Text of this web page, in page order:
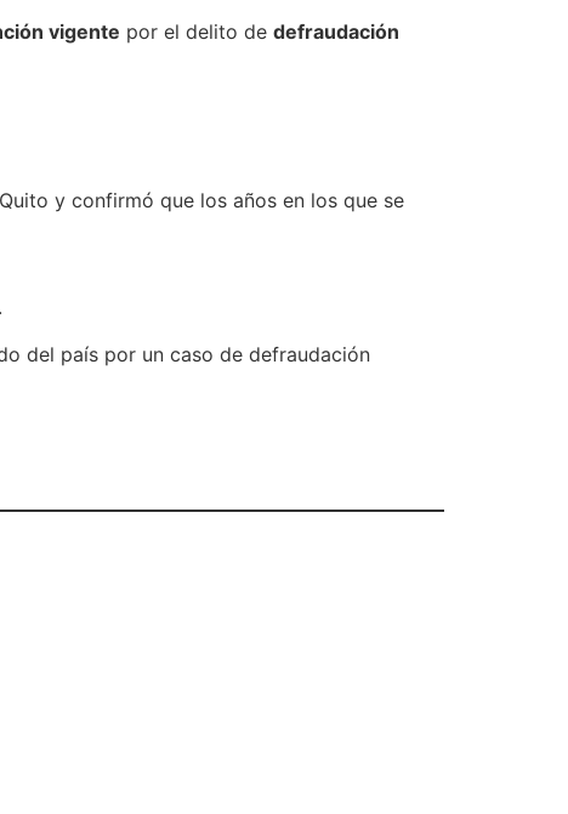
vigente por el delito de defraudación
y confirmó que los años en los que se
del país por un caso de defraudación